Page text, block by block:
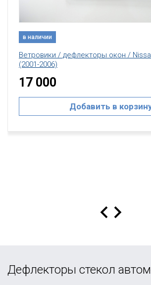
в наличии
Ветровики / дефлекторы окон /
(2001-2006)
17 000
Добавить в
Дефлекторы стекол